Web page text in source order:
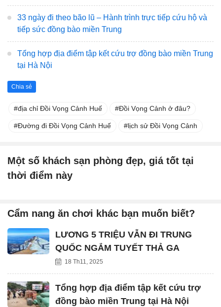
33 ngày đi theo bão lũ – Hành trình trực tiếp cứu hộ và
tiếp sức đồng bào miền Trung
Tổng hợp địa điểm tập kết cứu trợ đồng bào miền Trung
tại Hà Nội
Chia sẻ
địa chỉ Đồi Vọng Cảnh Huế Đồi Vọng Cảnh ở đâu?
Đường đi Đồi Vọng Cảnh Huế lịch sử Đồi Vọng Cảnh
Một số khách sạn phòng đẹp, giá tốt tại
thời điểm này
Cẩm nang ăn chơi khác bạn muốn biết?
LƯƠNG 5 TRIỆU VẪN ĐI TRUNG
QUỐC NGẮM TUYẾT THẢ GA
18 Th11, 2025
Tổng hợp địa điểm tập kết cứu trợ
đồng bào miền Trung tại Hà Nội